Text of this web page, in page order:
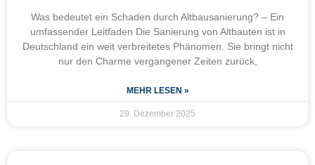
Was bedeutet ein Schaden durch Altbausanierung? – Ein
umfassender Leitfaden Die Sanierung von Altbauten ist in
Deutschland ein weit verbreitetes Phänomen. Sie bringt nicht
nur den Charme vergangener Zeiten zurück,
MEHR LESEN »
29. Dezember 2025